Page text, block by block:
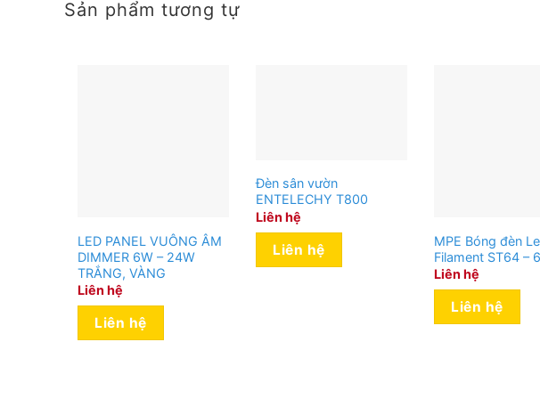
Sản phẩm tương tự
LED PANEL VUÔNG ÂM
DIMMER 6W – 24W
TRẮNG, VÀNG
Liên hệ
Liên hệ
Đèn sân vườn
ENTELECHY T800
Liên hệ
Liên hệ
MPE Bóng đèn
Filament ST64 –
Liên hệ
Liên hệ